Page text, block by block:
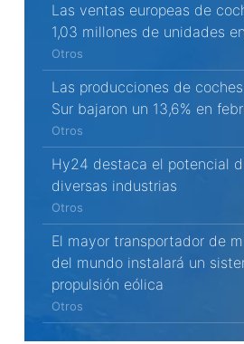
Las ventas europeas de
1,03 millones de unidades
Otros
Las producciones de
Sur bajaron un 13,6% en
Otros
Hy24 destaca el potencial
diversas industrias
Otros
El mayor transportador de
del mundo instalará un
propulsión eólica
Otros